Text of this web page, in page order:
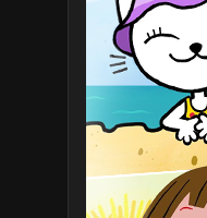
Blog: